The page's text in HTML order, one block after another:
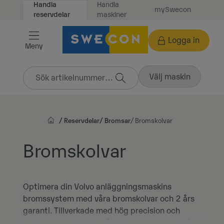
Vidare
innehåll
Handla
reservdelar
Handla
maskiner
mySwecon
Meny
Logga in
Välj maskin
Reservdelar Bromsar Bromskolvar
Bromskolvar
Optimera din Volvo anläggningsmaskins
bromssystem med våra bromskolvar och 2 års
garanti. Tillverkade med hög precision och